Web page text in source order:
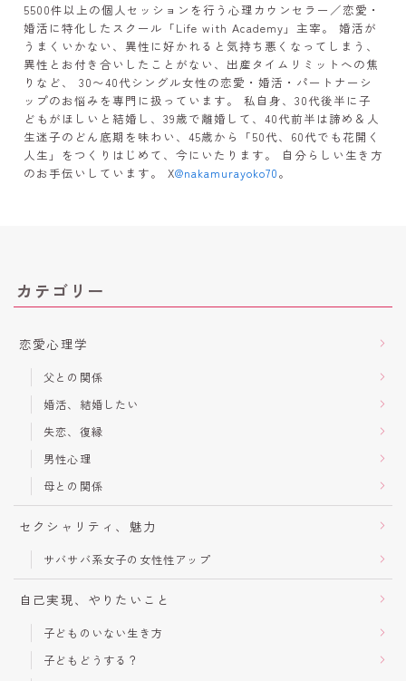
5500件以上の個人セッションを行う心理カウンセラー／恋愛・
婚活に特化したスクール「Life with Academy」主宰。 婚活が
うまくいかない、異性に好かれると気持ち悪くなってしまう、
異性とお付き合いしたことがない、出産タイムリミットへの焦
りなど、 30〜40代シングル女性の恋愛・婚活・パートナーシ
ップのお悩みを専門に扱っています。 私自身、30代後半に子
どもがほしいと結婚し、39歳で離婚して、40代前半は諦め＆人
生迷子のどん底期を味わい、45歳から「50代、60代でも花開く
人生」をつくりはじめて、今にいたります。 自分らしい生き方
のお手伝いしています。 X@nakamurayoko70。
カテゴリー
恋愛心理学
父との関係
婚活、結婚したい
失恋、復縁
男性心理
母との関係
セクシャリティ、魅力
サバサバ系女子の女性性アップ
自己実現、やりたいこと
子どものいない生き方
子どもどうする？